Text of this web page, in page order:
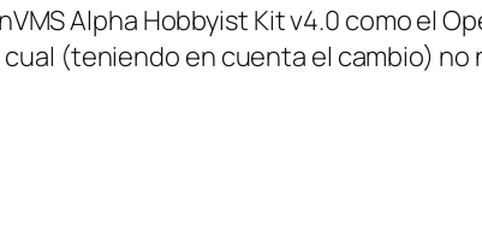
Alpha Hobbyist Kit v4.0 como el
(teniendo en cuenta el cambio) no